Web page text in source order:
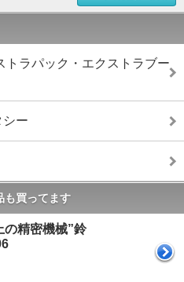
トラパック・エクストラブー
シー
も買ってます
の精密機械”鈴